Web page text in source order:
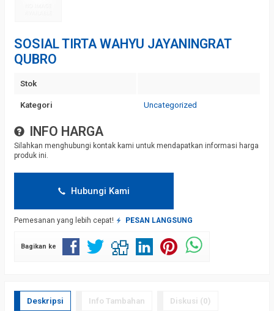
SOSIAL TIRTA WAHYU JAYANINGRAT
QUBRO
Stok
Kategori Uncategorized
INFO HARGA
Silahkan menghubungi kontak kami untuk mendapatkan informasi harga
produk ini.
Hubungi Kami
Pemesanan yang lebih cepat! PESAN LANGSUNG
Bagikan ke
Deskripsi Info Tambahan Diskusi (0)